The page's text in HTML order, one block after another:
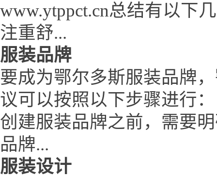
www.ytppct.cn总结有以下
注重舒...
服装品牌
要成为鄂尔多斯服装品牌
议可以按照以下步骤进行
创建服装品牌之前，需要
品牌...
服装设计